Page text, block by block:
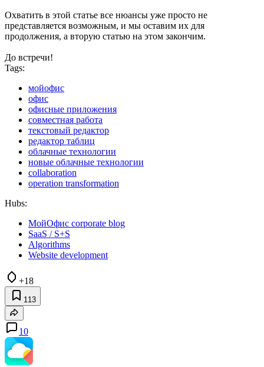
Охватить в этой статье все нюансы уже просто не
представляется возможным, и мы оставим их для
продолжения, а вторую статью на этом закончим.
До встречи!
Tags:
мойофис
офис
офисные приложения
совместная работа
текстовый редактор
редактор таблиц
облачные технологии
новые облачные технологии
collaboration
operation transformation
Hubs:
МойОфис corporate blog
SaaS / S+S
Algorithms
Website development
+18
113
10